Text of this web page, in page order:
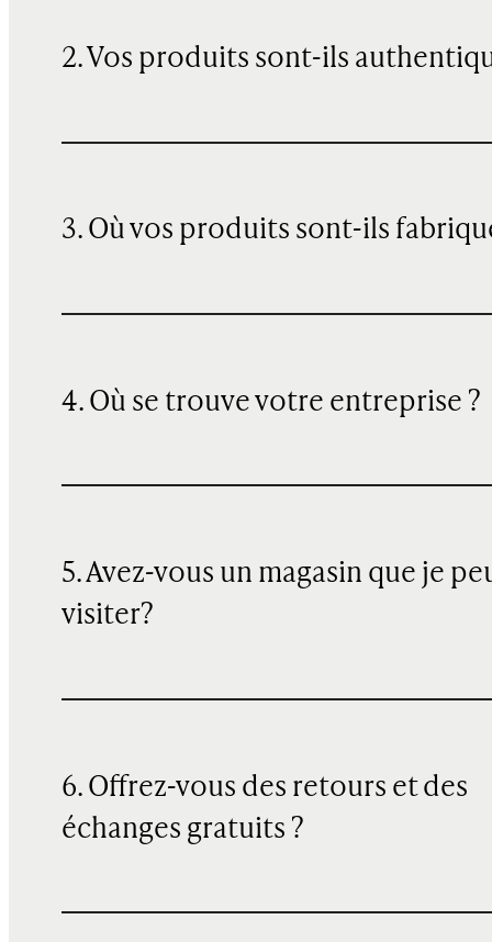
2. Vos produits sont-ils
3. Où vos produits sont-ils
4. Où se trouve votre entreprise ?
5. Avez-vous un magasin que je
visiter?
6. Offrez-vous des retours et des
échanges gratuits ?